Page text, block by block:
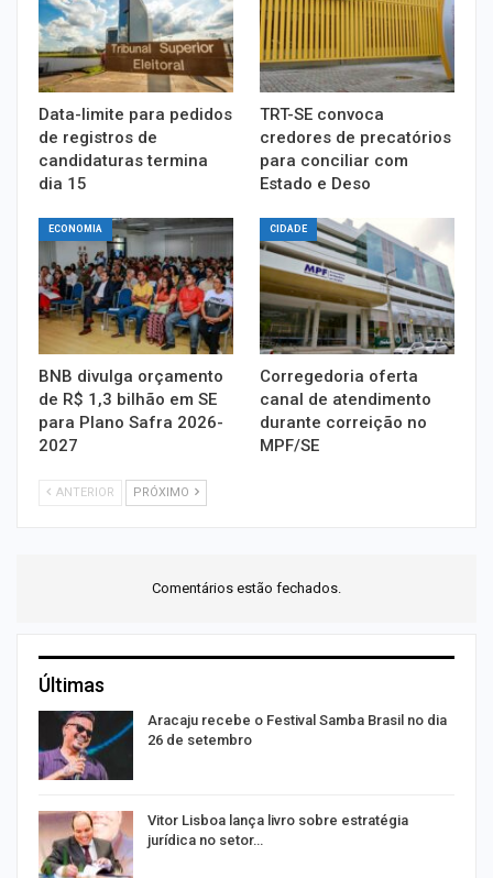
Data-limite para pedidos
de registros de
candidaturas termina
dia 15
TRT-SE convoca
credores de precatórios
para conciliar com
Estado e Deso
ECONOMIA
BNB divulga orçamento
de R$ 1,3 bilhão em SE
para Plano Safra 2026-
2027
CIDADE
Corregedoria oferta
canal de atendimento
durante correição no
MPF/SE
ANTERIOR PRÓXIMO
Comentários estão fechados.
Últimas
Aracaju recebe o Festival Samba Brasil no dia
26 de setembro
Vitor Lisboa lança livro sobre estratégia
jurídica no setor…